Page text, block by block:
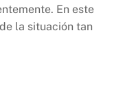
En este
la situación tan